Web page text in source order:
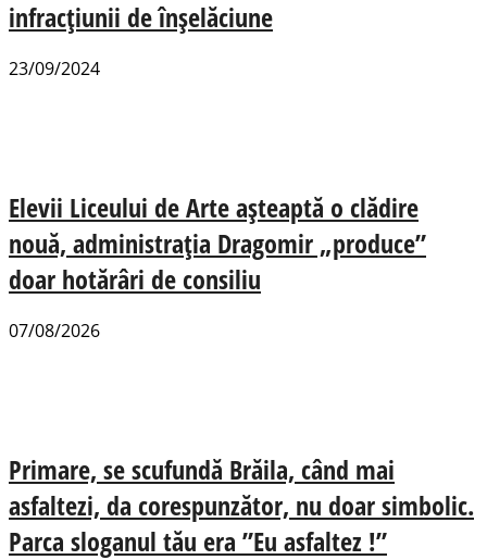
infracțiunii de înșelăciune
23/09/2024
Elevii Liceului de Arte așteaptă o clădire
nouă, administrația Dragomir „produce”
doar hotărâri de consiliu
07/08/2026
Primare, se scufundă Brăila, când mai
asfaltezi, da corespunzător, nu doar simbolic.
Parca sloganul tău era ”Eu asfaltez !”